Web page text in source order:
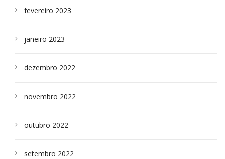
fevereiro 2023
janeiro 2023
dezembro 2022
novembro 2022
outubro 2022
setembro 2022